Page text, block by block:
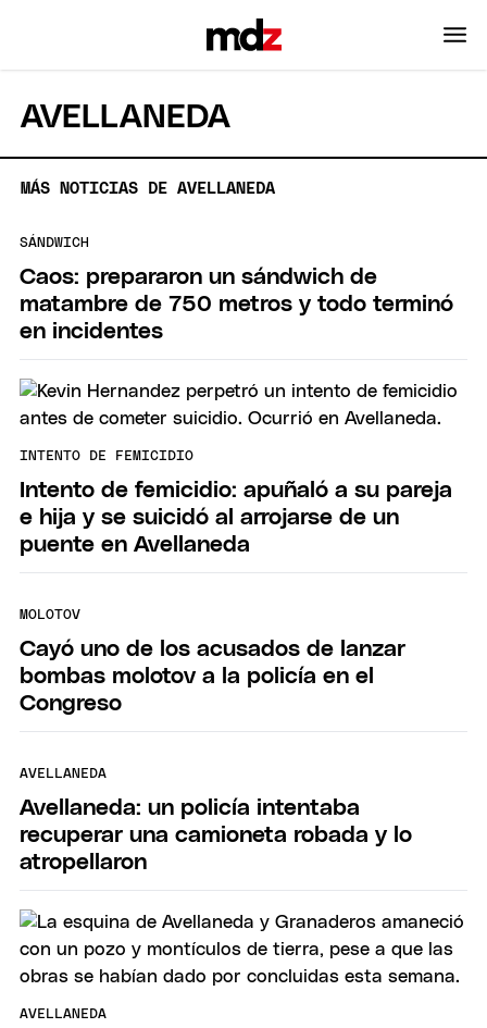
AVELLANEDA
MÁS NOTICIAS DE AVELLANEDA
SÁNDWICH
Caos: prepararon un sándwich de
matambre de 750 metros y todo terminó
en incidentes
INTENTO DE FEMICIDIO
Intento de femicidio: apuñaló a su pareja
e hija y se suicidó al arrojarse de un
puente en Avellaneda
MOLOTOV
Cayó uno de los acusados de lanzar
bombas molotov a la policía en el
Congreso
AVELLANEDA
Avellaneda: un policía intentaba
recuperar una camioneta robada y lo
atropellaron
AVELLANEDA